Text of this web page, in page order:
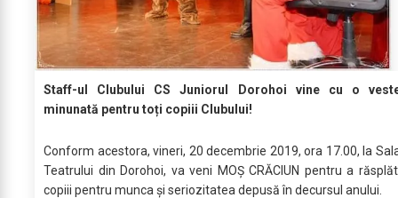
Staff-ul Clubului CS Juniorul Dorohoi vine cu o
minunată pentru toți copiii Clubului!
Conform acestora, vineri, 20 decembrie 2019, ora 17.00, la
Teatrului din Dorohoi, va veni MOȘ CRĂCIUN pentru a
copiii pentru munca și seriozitatea depusă în decursul anului.